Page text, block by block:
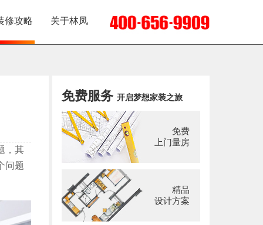
修攻略 关于林凤
，其
问题
免费服务 开启梦想家装之旅
免费
上门量房
精品
设计方案